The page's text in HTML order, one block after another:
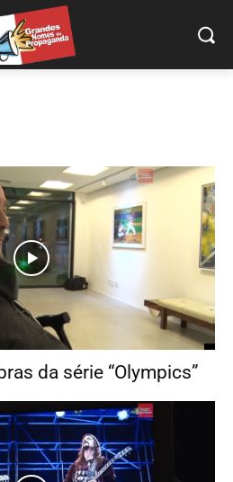
da série “Olympics”